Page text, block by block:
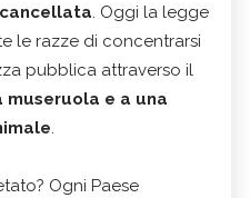
. Oggi la legge
le razze di concentrarsi
pubblica attraverso il
e a una
Ogni Paese